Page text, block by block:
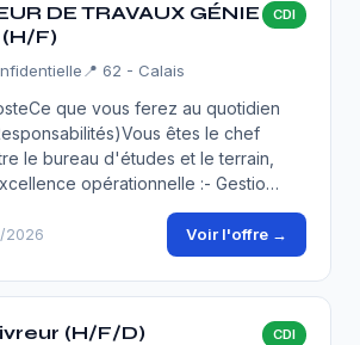
DE TRAVAUX GÉNIE
F)
CDI
📍 62 - Calais
que vous ferez au quotidien
êtes le chef
le bureau d'études et le terrain,
opérationnelle :- Gestio…
2026 Voir l'offre →
(H/F/D) CDI